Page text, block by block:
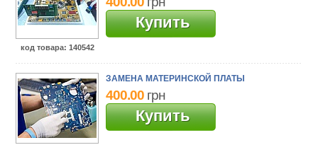
код товара: 140542
Купить
ЗАМЕНА МАТЕРИНСКОЙ ПЛАТЫ
400.00 грн
Купить